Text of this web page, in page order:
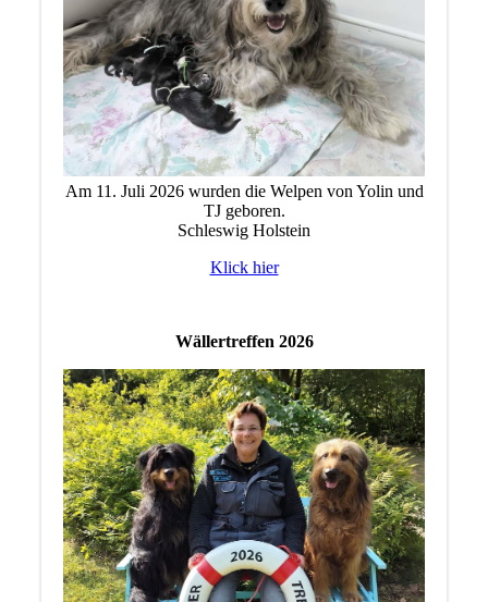
Am 11. Juli 2026 wurden die Welpen von Yolin und
TJ geboren.
Schleswig Holstein
Klick hier
Wällertreffen 2026